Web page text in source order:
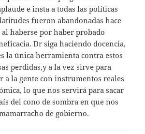
e insta a todas las políticas
fueron abandonadas hace
haberse por haber probado
Dr siga haciendo docencia,
la única herramienta contra estos
perdidas,y a la vez sirve para
a la gente con instrumentos reales
lo que nos servirá para sacar
del cono de sombra en que nos
de gobierno.